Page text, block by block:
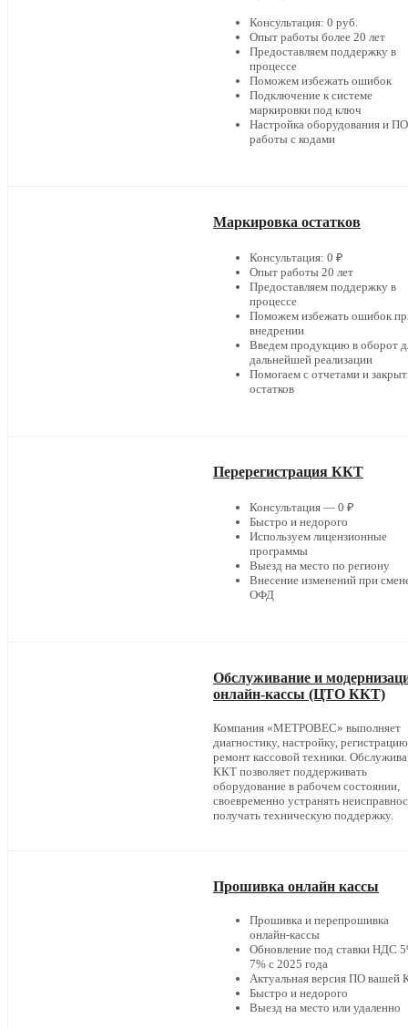
Консультация: 0 руб.
Опыт работы более 20 лет
Предоставляем поддержку в
процессе
Поможем избежать ошибок
Подключение к системе
маркировки под ключ
Настройка оборудования и
работы с кодами
Маркировка остатков
Консультация: 0 ₽
Опыт работы 20 лет
Предоставляем поддержку в
процессе
Поможем избежать ошибок
внедрении
Введем продукцию в оборот
дальнейшей реализации
Помогаем с отчетами и
остатков
Перерегистрация ККТ
Консультация — 0 ₽
Быстро и недорого
Используем лицензионные
программы
Выезд на место по региону
Внесение изменений при
ОФД
Обслуживание и
онлайн-кассы (ЦТО ККТ)
Компания «МЕТРОВЕС» выполняет
диагностику, настройку,
ремонт кассовой техники.
ККТ позволяет поддерживать
оборудование в рабочем состоянии,
своевременно устранять
получать техническую поддержку.
Прошивка онлайн кассы
Прошивка и перепрошивка
онлайн-кассы
Обновление под ставки НДС
7% с 2025 года
Актуальная версия ПО вашей
Быстро и недорого
Выезд на место или удаленно